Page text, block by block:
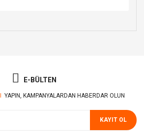
E-BÜLTEN
YAPIN, KAMPANYALARDAN HABERDAR OLUN
KAYIT OL